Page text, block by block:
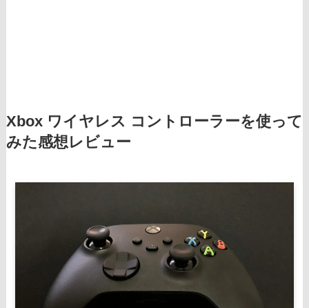
Xbox ワイヤレス コントローラーを使って
みた感想レビュー